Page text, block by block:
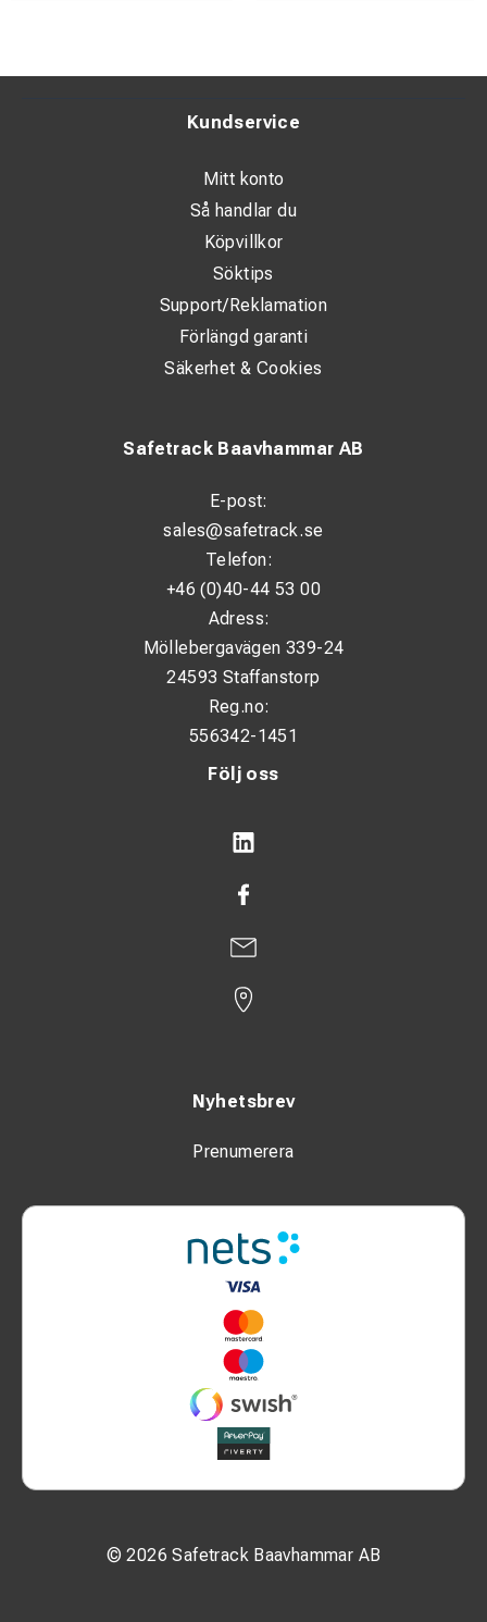
Följ oss
Nyhetsbrev
Prenumerera
© 2026 Safetrack Baavhammar AB
Safetrack Baavhammar AB
E-post:
sales@safetrack.se
Telefon:
+46 (0)40-44 53 00
Adress:
Möllebergavägen 339-24
24593 Staffanstorp
Reg.no:
556342-1451
Kundservice
Mitt konto
Så handlar du
Köpvillkor
Söktips
Support/Reklamation
Förlängd garanti
Säkerhet & Cookies